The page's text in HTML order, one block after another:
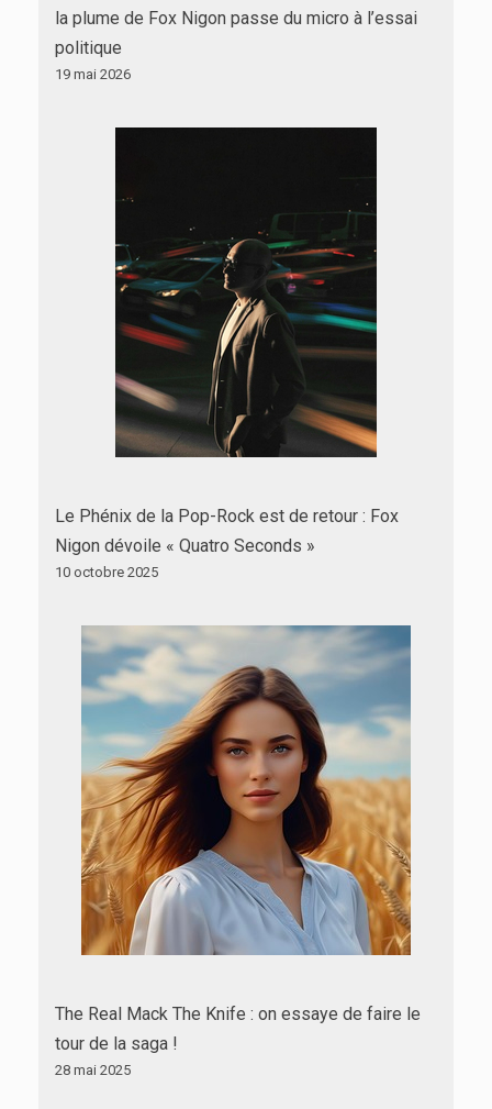
la plume de Fox Nigon passe du micro à l’essai
politique
19 mai 2026
Le Phénix de la Pop-Rock est de retour : Fox
Nigon dévoile « Quatro Seconds »
10 octobre 2025
The Real Mack The Knife : on essaye de faire le
tour de la saga !
28 mai 2025